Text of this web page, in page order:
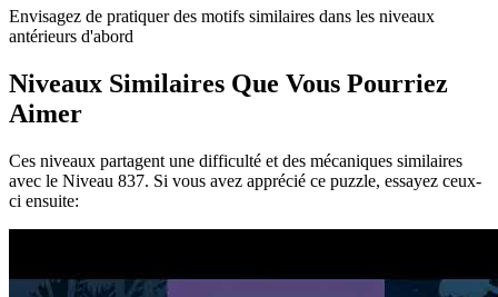
Envisagez de pratiquer des motifs similaires dans les niveaux
antérieurs d'abord
Niveaux Similaires Que Vous Pourriez
Aimer
Ces niveaux partagent une difficulté et des mécaniques similaires
avec le Niveau 837. Si vous avez apprécié ce puzzle, essayez ceux-
ci ensuite: